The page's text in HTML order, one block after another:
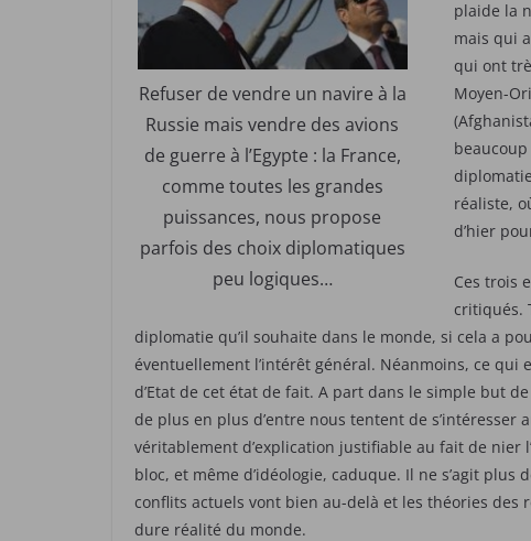
Refuser de vendre un navire à la
Russie mais vendre des avions
de guerre à l’Egypte : la France,
comme toutes les grandes
puissances, nous propose
parfois des choix diplomatiques
peu logiques…
plaide la
mais qui
qui ont
Moyen-
réaliste,
d’hier
Ces trois
critiqués.
diplomatie qu’il souhaite dans le monde, si cela a
éventuellement l’intérêt général. Néanmoins, ce
d’Etat de cet état de fait. A part dans le simple but
de plus en plus d’entre nous tentent de s’intéresser
véritablement d’explication justifiable au fait de nier
bloc, et même d’idéologie, caduque. Il ne s’agit
conflits actuels vont bien au-delà et les théories
dure réalité du monde.